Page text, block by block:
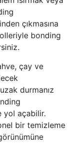
çıkmasına
bonding
çay ve
durmanız
yol açabilir.
bir temizleme